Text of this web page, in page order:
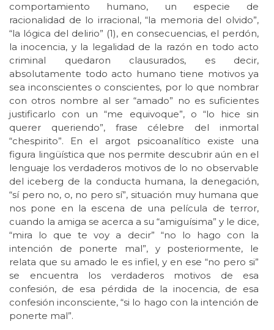
comportamiento humano, un especie de
racionalidad de lo irracional, “la memoria del olvido”,
“la lógica del delirio” (1), en consecuencias, el perdón,
la inocencia, y la legalidad de la razón en todo acto
criminal quedaron clausurados, es decir,
absolutamente todo acto humano tiene motivos ya
sea inconscientes o conscientes, por lo que nombrar
con otros nombre al ser “amado” no es suficientes
justificarlo con un “me equivoque”, o “lo hice sin
querer queriendo”, frase célebre del inmortal
“chespirito”. En el argot psicoanalítico existe una
figura lingüística que nos permite descubrir aún en el
lenguaje los verdaderos motivos de lo no observable
del iceberg de la conducta humana, la denegación,
“sí pero no, o, no pero sí”, situación muy humana que
nos pone en la escena de una película de terror,
cuando la amiga se acerca a su “amiguísima” y le dice,
“mira lo que te voy a decir” “no lo hago con la
intención de ponerte mal”, y posteriormente, le
relata que su amado le es infiel, y en ese “no pero si”
se encuentra los verdaderos motivos de esa
confesión, de esa pérdida de la inocencia, de esa
confesión inconsciente, “si lo hago con la intención de
ponerte mal”.